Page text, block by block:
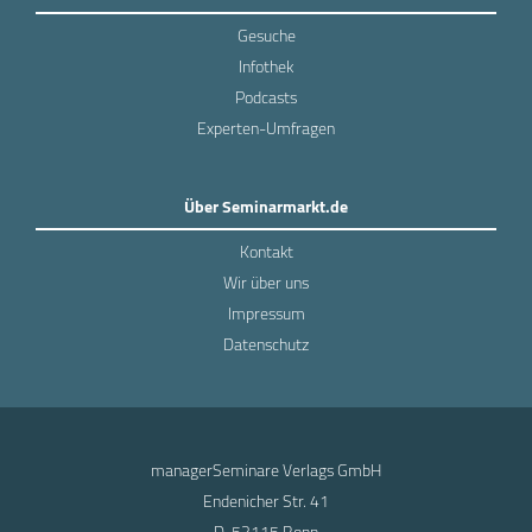
Gesuche
Infothek
Podcasts
Experten-Umfragen
Über Seminarmarkt.de
Kontakt
Wir über uns
Impressum
Datenschutz
managerSeminare Verlags GmbH
Endenicher Str. 41